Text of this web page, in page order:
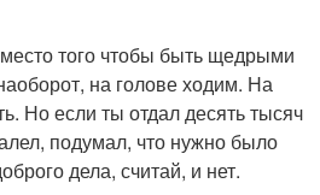
того чтобы быть щедрыми
на голове ходим. На
Но если ты отдал десять тысяч
подумал, что нужно было
дела, считай, и нет.